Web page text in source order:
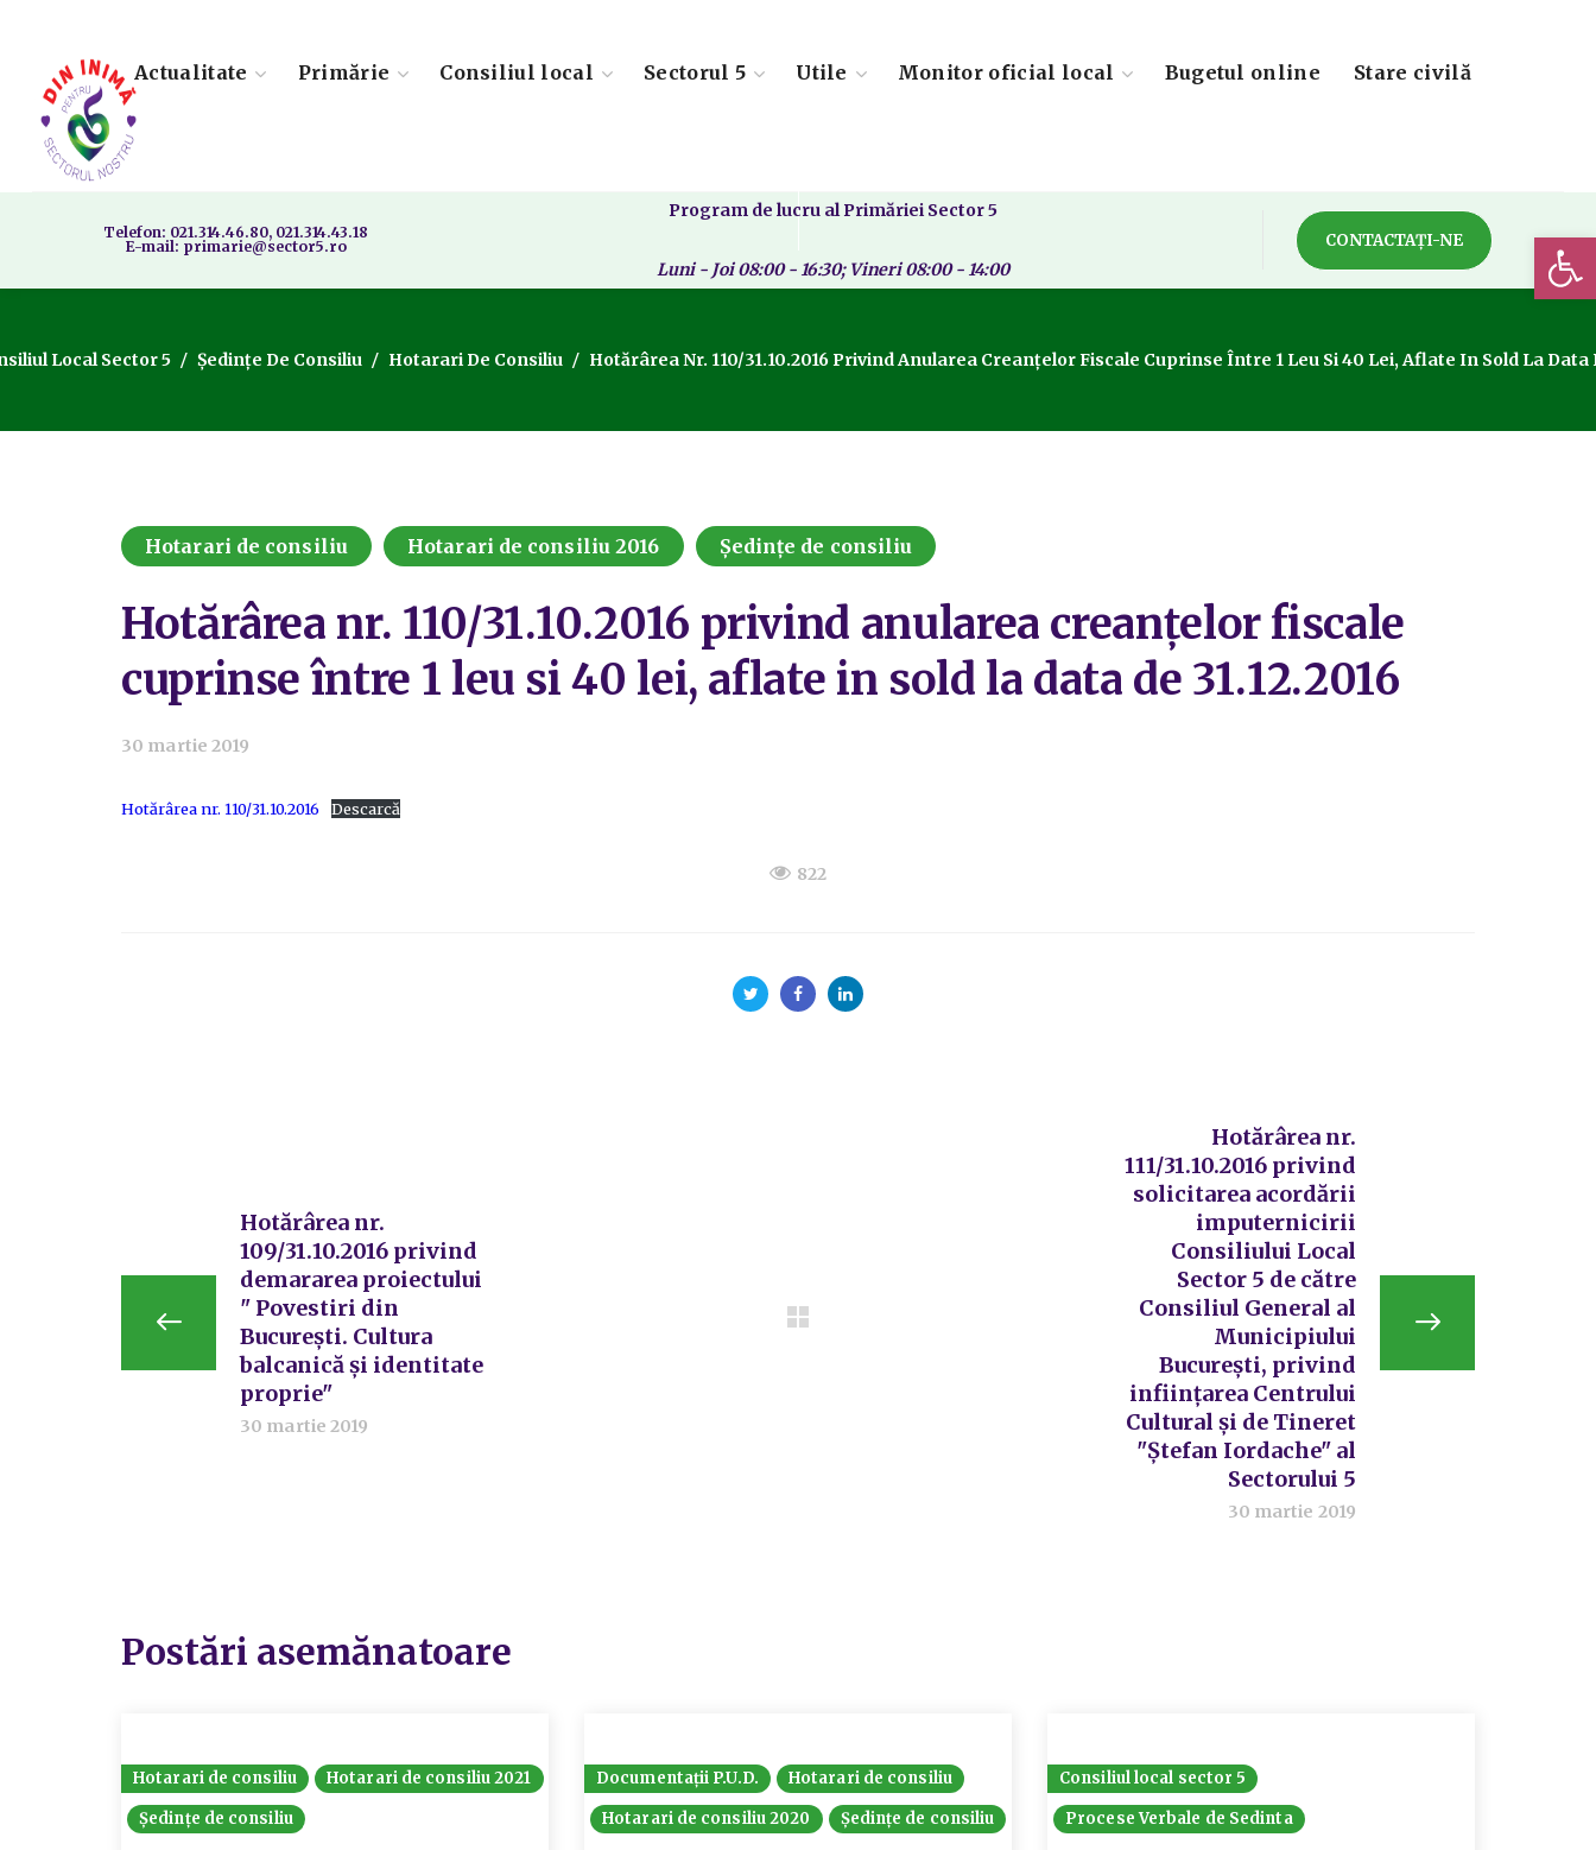
Actualitate Primărie Consiliul local Sectorul 5 Utile Monitor oficial local Bugetul online Stare civilă
Telefon: 021.314.46.80, 021.314.43.18
E-mail: primarie@sector5.ro
Program de lucru al Primăriei Sector 5
Luni - Joi 08:00 - 16:30; Vineri 08:00 - 14:00
CONTACTAȚI-NE
Local Sector 5 Ședințe De Consiliu Hotarari De Consiliu Hotărârea Nr. 110/31.10.2016 Privind Anularea Creanțelor Fiscale Cuprinse Între 1 Leu Si 40 Lei, Aflate In Sold La Data
Hotarari de consiliu Hotarari de consiliu 2016 Ședințe de consiliu
Hotărârea nr. 110/31.10.2016 privind anularea creanțelor fiscale
cuprinse între 1 leu si 40 lei, aflate in sold la data de 31.12.2016
30 martie 2019
Hotărârea nr. 110/31.10.2016 Descarcă
822
Hotărârea nr.
109/31.10.2016 privind
demararea proiectului
" Povestiri din
București. Cultura
balcanică și identitate
proprie"
30 martie 2019
Hotărârea nr.
111/31.10.2016 privind
solicitarea acordării
imputernicirii
Consiliului Local
Sector 5 de către
Consiliul General al
Municipiului
București, privind
inființarea Centrului
Cultural și de Tineret
"Ștefan Iordache" al
Sectorului 5
30 martie 2019
Postări asemănatoare
Hotarari de consiliu
Hotarari de consiliu 2021
Ședințe de consiliu
Documentații P.U.D.
Hotarari de consiliu
Hotarari de consiliu 2020
Ședințe de consiliu
Consiliul local sector 5
Procese Verbale de Sedinta